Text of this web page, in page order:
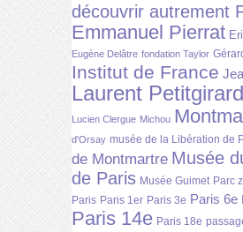
découvrir autrement
Emmanuel Pierrat
Eugène Delâtre fondation Taylor
Institut de France
Laurent Petitgirard
Lucien Clergue Michou
d'Orsay musée de la Libération de
de Montmartre Musée
de Paris Musée Guimet Parc
Paris Paris 1er Paris 3e Paris 6e
Paris 14e Paris 18e